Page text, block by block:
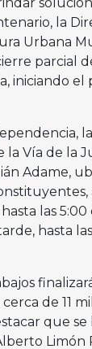
la
Urbana
parcial
iniciando el
la Vía de la
Adame,
las
hasta
de 11
que
Limón